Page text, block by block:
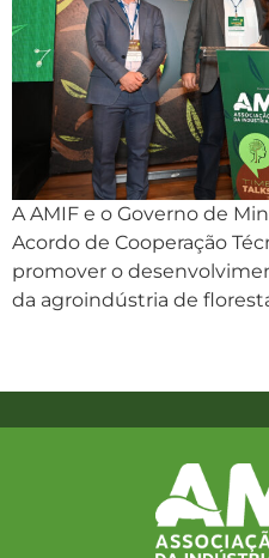
A AMIF e o Governo de
Acordo de Cooperação
promover o
da agroindústria de